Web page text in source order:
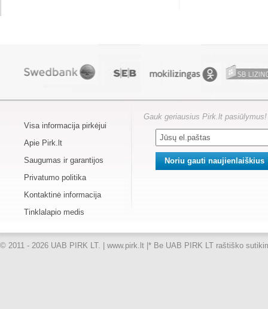
Visa informacija pirkėjui
Apie Pirk.lt
Saugumas ir garantijos
Privatumo politika
Kontaktinė informacija
Tinklalapio medis
Gauk geriausius Pirk.lt pasiūlymus!
© 2011 - 2026 UAB PIRK LT. | www.pirk.lt | * Be UAB PIRK LT raštiško